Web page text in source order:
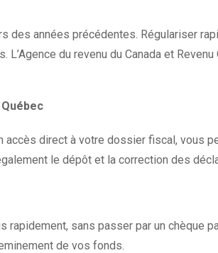
des années précédentes. Régulariser
du revenu du Canada et
accès direct à votre dossier fiscal,
le dépôt et la correction des
sans passer par un chèque
de vos fonds.